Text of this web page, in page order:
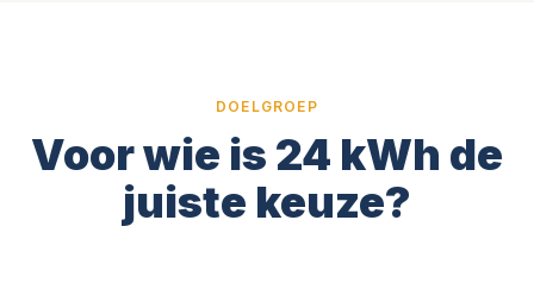
DOELGROEP
Voor wie is 24 kWh de
juiste keuze?